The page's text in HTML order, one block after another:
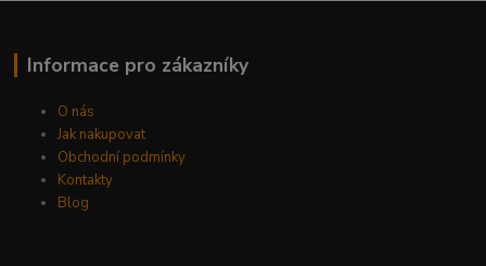
Informace pro zákazníky
O nás
Jak nakupovat
Obchodní podmínky
Kontakty
Blog